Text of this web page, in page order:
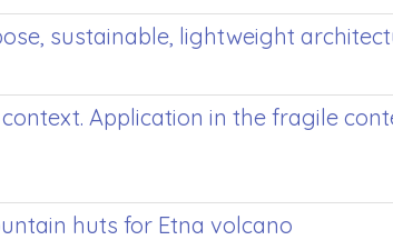
sustainable, lightweight
Application in the fragile
huts for Etna volcano